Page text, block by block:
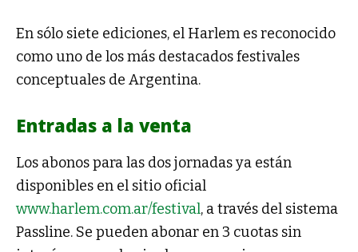
En sólo siete ediciones, el Harlem es reconocido
como uno de los más destacados festivales
conceptuales de Argentina.
Entradas a la venta
Los abonos para las dos jornadas ya están
disponibles en el sitio oficial
www.harlem.com.ar/festival, a través del sistema
Passline. Se pueden abonar en 3 cuotas sin